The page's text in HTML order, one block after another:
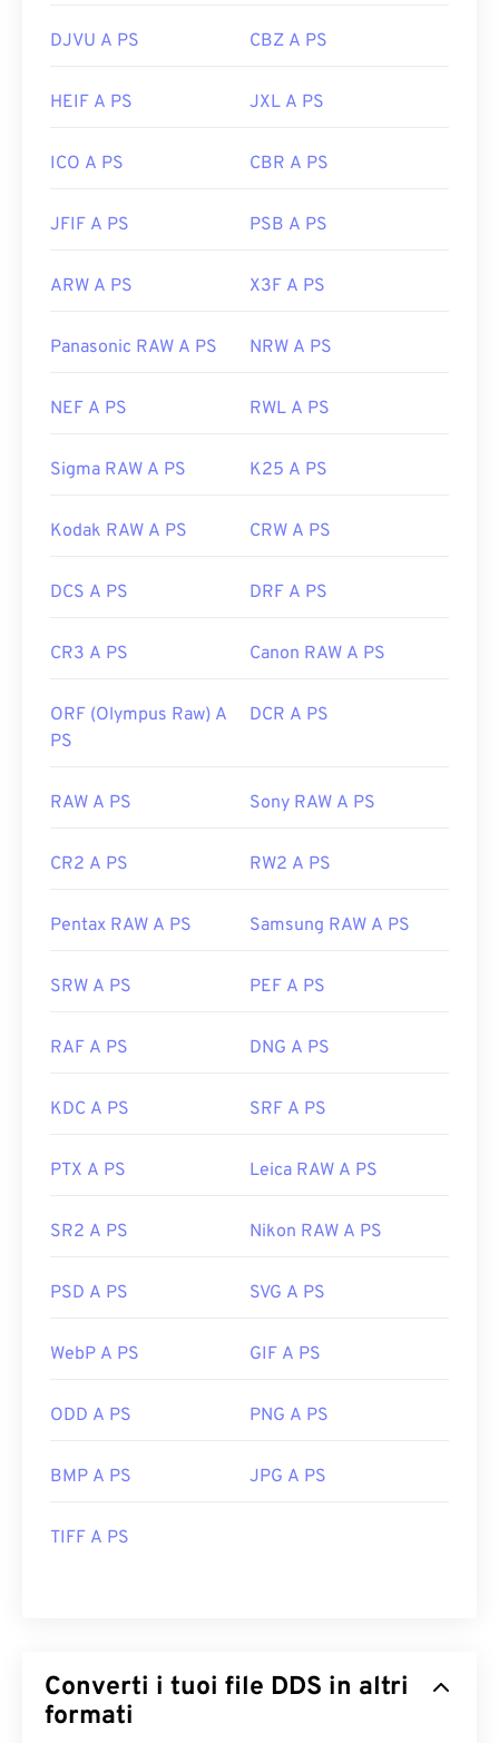
DJVU A PS CBZ A PS
HEIF A PS JXL A PS
ICO A PS CBR A PS
JFIF A PS PSB A PS
ARW A PS X3F A PS
Panasonic RAW A PS NRW A PS
NEF A PS RWL A PS
Sigma RAW A PS K25 A PS
Kodak RAW A PS CRW A PS
DCS A PS DRF A PS
CR3 A PS Canon RAW A PS
ORF (Olympus Raw) A
PS
DCR A PS
RAW A PS Sony RAW A PS
CR2 A PS RW2 A PS
Pentax RAW A PS Samsung RAW A PS
SRW A PS PEF A PS
RAF A PS DNG A PS
KDC A PS SRF A PS
PTX A PS Leica RAW A PS
SR2 A PS Nikon RAW A PS
PSD A PS SVG A PS
WebP A PS GIF A PS
ODD A PS PNG A PS
BMP A PS JPG A PS
TIFF A PS
Converti i tuoi file DDS in altri
formati